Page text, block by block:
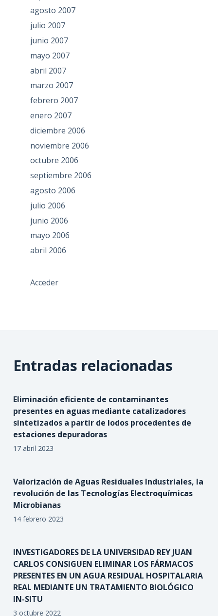
agosto 2007
julio 2007
junio 2007
mayo 2007
abril 2007
marzo 2007
febrero 2007
enero 2007
diciembre 2006
noviembre 2006
octubre 2006
septiembre 2006
agosto 2006
julio 2006
junio 2006
mayo 2006
abril 2006
Acceder
Entradas relacionadas
Eliminación eficiente de contaminantes
presentes en aguas mediante catalizadores
sintetizados a partir de lodos procedentes de
estaciones depuradoras
17 abril 2023
Valorización de Aguas Residuales Industriales, la
revolución de las Tecnologías Electroquímicas
Microbianas
14 febrero 2023
INVESTIGADORES DE LA UNIVERSIDAD REY JUAN
CARLOS CONSIGUEN ELIMINAR LOS FÁRMACOS
PRESENTES EN UN AGUA RESIDUAL HOSPITALARIA
REAL MEDIANTE UN TRATAMIENTO BIOLÓGICO
IN-SITU
3 octubre 2022